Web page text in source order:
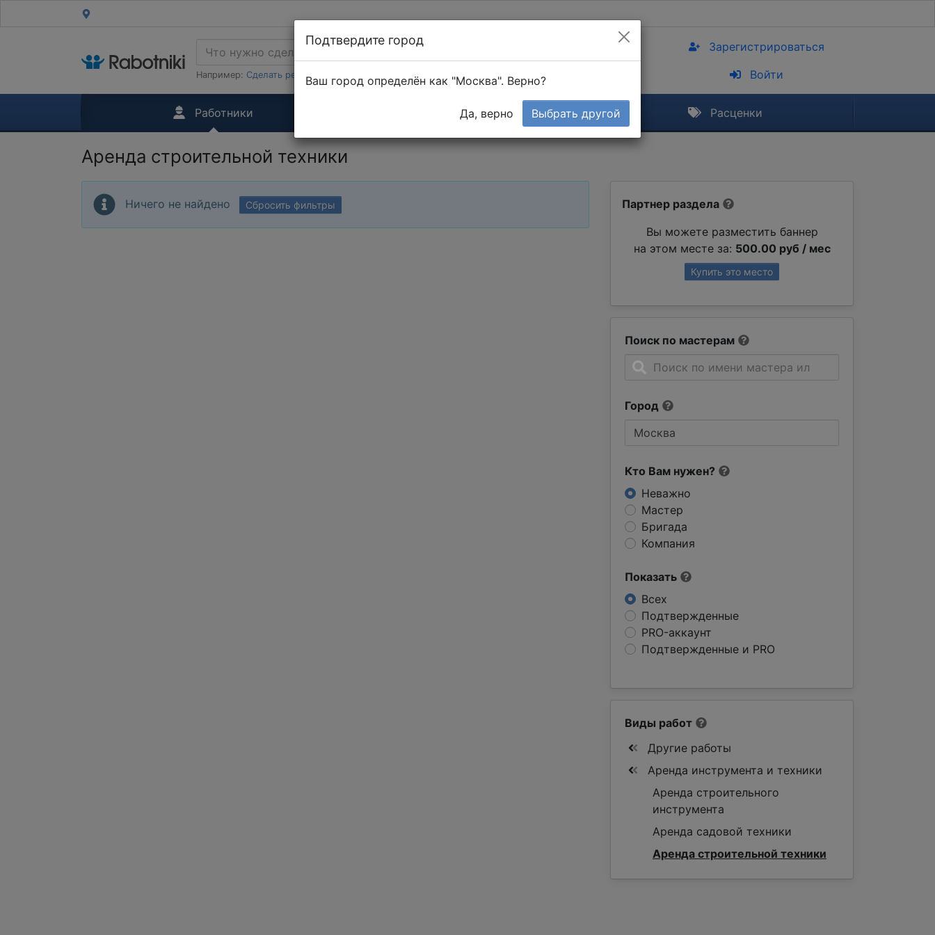
Например: Сделать ремонт в 1-к квартире
Зарегистрироваться
Войти
Работники Тендеры Расценки
Аренда строительной техники
Партнер раздела
Вы можете разместить баннер
на этом месте за: 500.00 руб / мес
Купить это место
Поиск по мастерам
Город
Кто Вам нужен?
Неважно
Мастер
Бригада
Компания
Показать
Всех
Подтвержденные
PRO-аккаунт
Подтвержденные и PRO
Ничего не найдено Сбросить фильтры
Виды работ
Другие работы
Аренда инструмента и техники
Аренда строительного
инструмента
Аренда садовой техники
Аренда строительной техники
Подтвердите город
Ваш город определён как "Москва". Верно?
Да, верно Выбрать другой